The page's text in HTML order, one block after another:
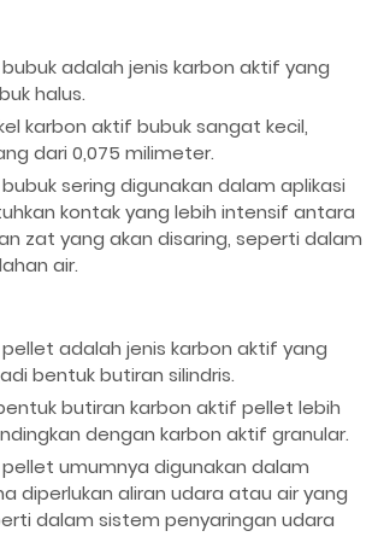
adalah jenis karbon aktif yang
halus.
karbon aktif bubuk sangat kecil,
dari 0,075 milimeter.
sering digunakan dalam aplikasi
kontak yang lebih intensif antara
zat yang akan disaring, seperti dalam
air.
adalah jenis karbon aktif yang
bentuk butiran silindris.
butiran karbon aktif pellet lebih
dengan karbon aktif granular.
umumnya digunakan dalam
diperlukan aliran udara atau air yang
dalam sistem penyaringan udara